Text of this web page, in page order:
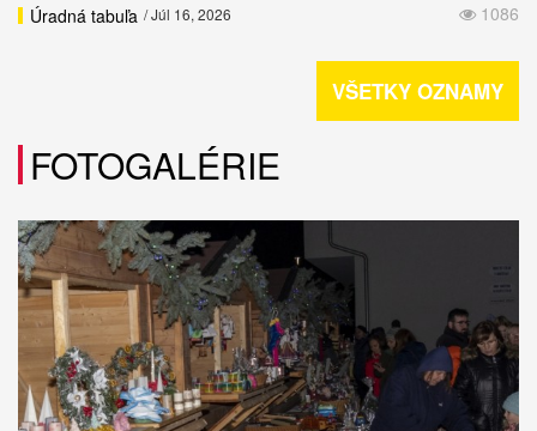
1086
Úradná tabuľa / Júl 16, 2026
VŠETKY OZNAMY
FOTOGALÉRIE